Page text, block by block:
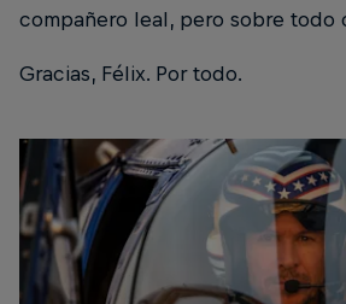
compañero leal, pero sobre todo
Gracias, Félix. Por todo.